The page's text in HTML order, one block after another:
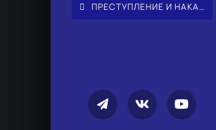
ПРЕСТУПЛЕНИЕ И НАКАЗАНИЕ